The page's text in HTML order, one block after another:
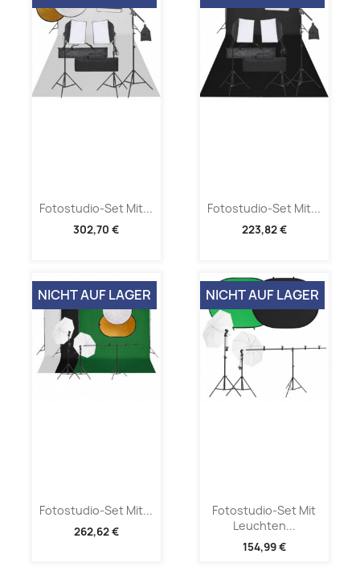
Fotostudio-Set Mit...
302,70 €
Fotostudio-Set Mit...
223,82 €
Fotostudio-Set Mit...
262,62 €
NICHT AUF LAGER
Fotostudio-Set Mit
Leuchten...
154,99 €
NICHT AUF LAGER